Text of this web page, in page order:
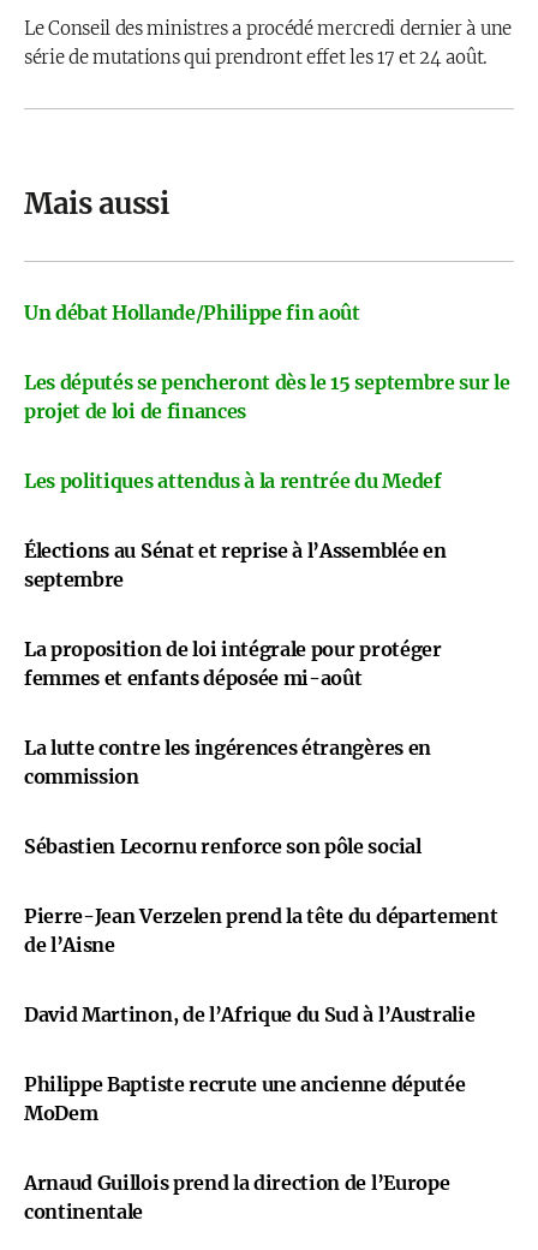
Le Conseil des ministres a procédé mercredi dernier à une
série de mutations qui prendront effet les 17 et 24 août.
Mais aussi
Un débat Hollande/Philippe fin août
Les députés se pencheront dès le 15 septembre sur le
projet de loi de finances
Les politiques attendus à la rentrée du Medef
Élections au Sénat et reprise à l’Assemblée en
septembre
La proposition de loi intégrale pour protéger
femmes et enfants déposée mi-août
La lutte contre les ingérences étrangères en
commission
Sébastien Lecornu renforce son pôle social
Pierre-Jean Verzelen prend la tête du département
de l’Aisne
David Martinon, de l’Afrique du Sud à l’Australie
Philippe Baptiste recrute une ancienne députée
MoDem
Arnaud Guillois prend la direction de l’Europe
continentale